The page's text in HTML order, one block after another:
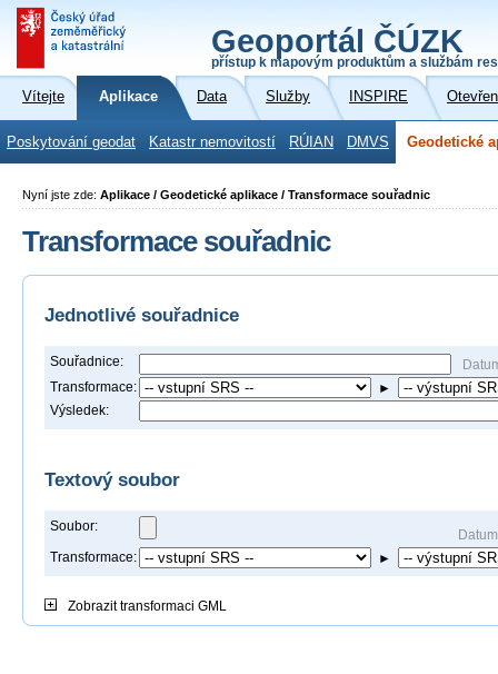
Geoportál ČÚZK
přístup k mapovým produktům a službám
Vítejte Aplikace Data Služby INSPIRE
Poskytování geodat Katastr nemovitostí RÚIAN DMVS Geodetické
Nyní jste zde: Aplikace / Geodetické aplikace / Transformace souřadnic
Transformace souřadnic
Jednotlivé souřadnice
Souřadnice:
Transformace:
►
Výsledek:
Textový soubor
Soubor:
Transformace:
►
Zobrazittransformaci GML